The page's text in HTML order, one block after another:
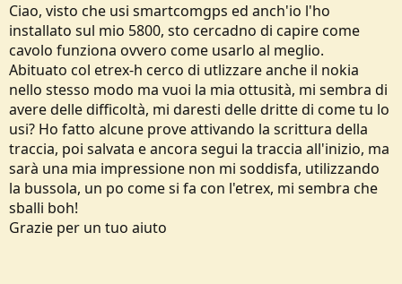
Ciao, visto che usi smartcomgps ed anch'io l'ho
installato sul mio 5800, sto cercadno di capire come
cavolo funziona ovvero come usarlo al meglio.
Abituato col etrex-h cerco di utlizzare anche il nokia
nello stesso modo ma vuoi la mia ottusità, mi sembra di
avere delle difficoltà, mi daresti delle dritte di come tu lo
usi? Ho fatto alcune prove attivando la scrittura della
traccia, poi salvata e ancora segui la traccia all'inizio, ma
sarà una mia impressione non mi soddisfa, utilizzando
la bussola, un po come si fa con l'etrex, mi sembra che
sballi boh!
Grazie per un tuo aiuto